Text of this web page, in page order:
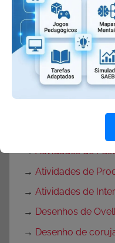
→Lembrancinhas
→Lembrancinhas
→Lembrancinhas
Atividades de
Atividades de
→Atividades de
→ Atividades de
→ Atividades de
→ Desenhos de
→ Desenho de